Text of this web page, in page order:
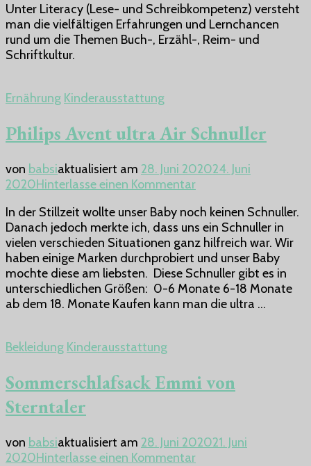
–
Erziehung
Unter Literacy (Lese- und Schreibkompetenz) versteht
man die vielfältigen Erfahrungen und Lernchancen
rund um die Themen Buch-, Erzähl-, Reim- und
Schriftkultur.
Ernährung Kinderausstattung
Philips Avent ultra Air Schnuller
von babsiaktualisiert am 28. Juni 202024. Juni
2020Hinterlasse einen Kommentarzu
Avent
ultra
Air
Schnuller
In der Stillzeit wollte unser Baby noch keinen Schnuller.
Danach jedoch merkte ich, dass uns ein Schnuller in
vielen verschieden Situationen ganz hilfreich war. Wir
haben einige Marken durchprobiert und unser Baby
mochte diese am liebsten. Diese Schnuller gibt es in
unterschiedlichen Größen: 0-6 Monate 6-18 Monate
ab dem 18. Monate Kaufen kann man die ultra …
Bekleidung Kinderausstattung
Sommerschlafsack Emmi von
Sterntaler
von babsiaktualisiert am 28. Juni 202021. Juni
2020Hinterlasse einen Kommentarzu